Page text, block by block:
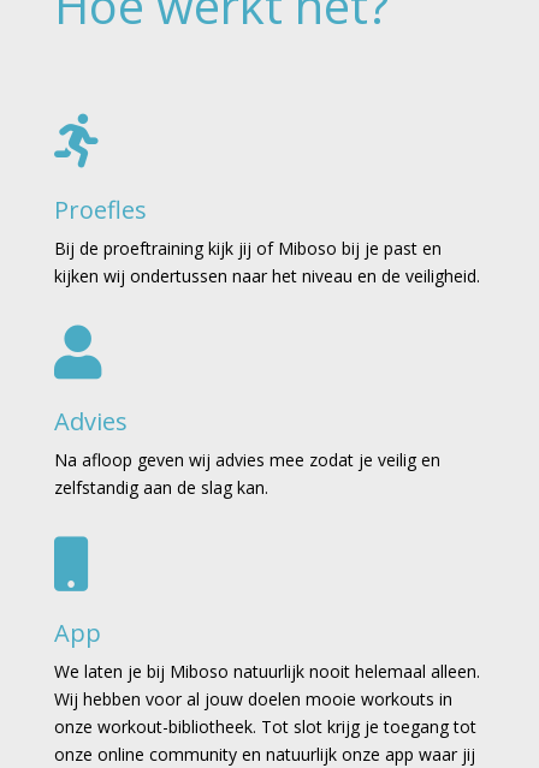

Proefles
Bij de proeftraining kijk jij of Miboso bij je past en
kijken wij ondertussen naar het niveau en de veiligheid.

Advies
Na afloop geven wij advies mee zodat je veilig en
zelfstandig aan de slag kan.
App
We laten je bij Miboso natuurlijk nooit helemaal alleen.
Wij hebben voor al jouw doelen mooie workouts in
onze workout-bibliotheek. Tot slot krijg je toegang tot
onze online community en natuurlijk onze app waar jij